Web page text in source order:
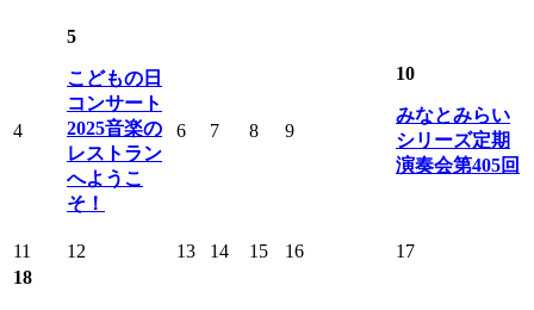
4
5
こどもの日
コンサート
2025音楽の
レストラン
へようこ
そ！
6 7 8 9
10
みなとみらい
シリーズ定期
演奏会第405回
11 12 13 14 15 16
17
18